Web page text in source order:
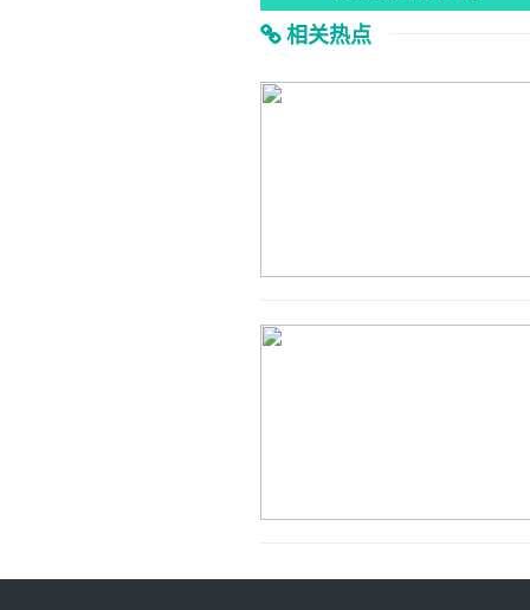
相关热点